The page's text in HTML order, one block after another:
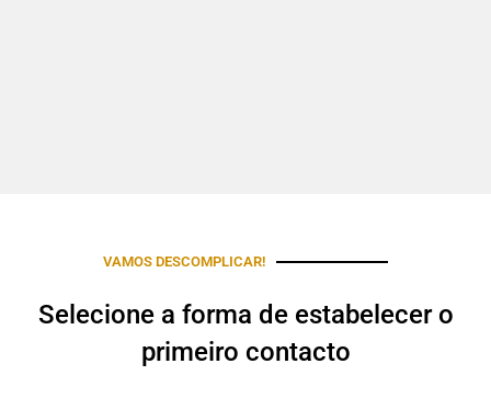
VAMOS DESCOMPLICAR!
Selecione a forma de estabelecer o
primeiro contacto